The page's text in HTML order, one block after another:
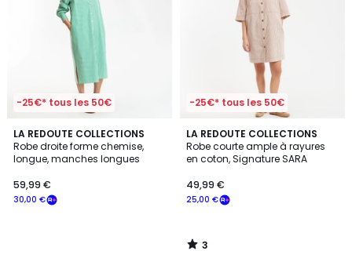
-25€* tous les 50€
LA REDOUTE COLLECTIONS
Robe droite forme chemise,
longue, manches longues
€
souscrivez
30,00 €
59,99 €
-25€* tous les 50€
LA REDOUTE COLLECTIONS
Robe courte ample à rayures
en coton, Signature SARA
25,00 €
49,99 €
3
/
5
3
/